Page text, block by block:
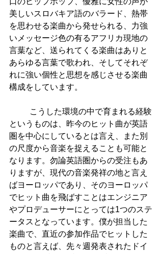
美しいスロバキア語のバラード、熱帯
を思わせる楽曲から発せられる、力強
いメッセージ色の有るアフリカ現地の
言葉など、送られてくる楽曲はありと
あらゆる言葉で歌われ、そしてそれぞ
れに強い個性と思想を感じさせる楽曲
構成をしています。
というものは、昨今のヒット曲が英語
圏を中心にしているとは言え、また別
の尺度から音楽を捉えることも可能と
なります。勿論英語圏からの受注もあ
りますが、現代の音楽発祥の地と言え
ばヨーロッパであり、そのヨーロッパ
でヒット曲を飛ばすことはエンジニア
やプロデューサーにとっては1つのステ
ータスとなっています。僕が担当した
楽曲で、直近の参加作品でヒットした
ものと言えば、先々週発表されたドイ